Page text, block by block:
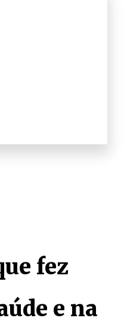
fez
e na